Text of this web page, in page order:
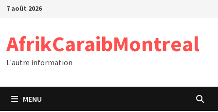
Passer
7 août 2026
AfrikCaraibMontreal
L'autre information
MENU